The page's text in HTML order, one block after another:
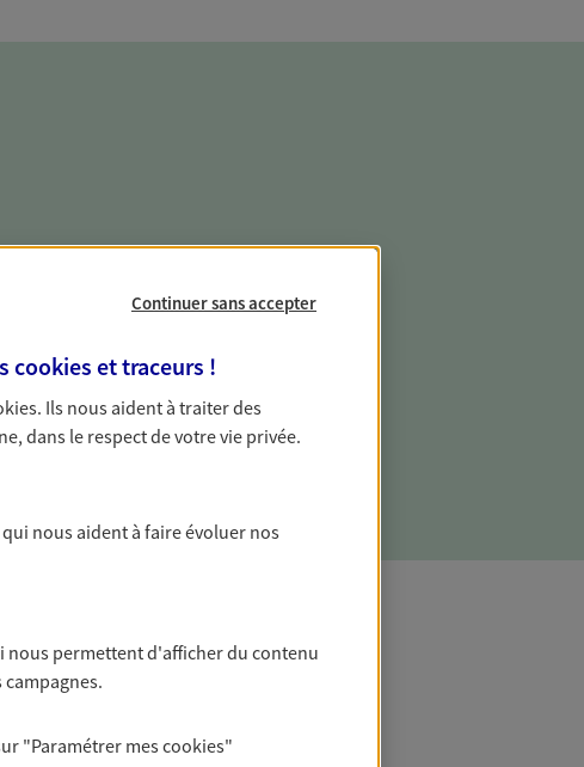
votre écoute pour vous proposer des
couvrant les risques liés à votre
les risques liés à votre vie privée. Un seul
tous vos besoins, ça change tout.
et Protection
Continuer sans accepter
cookies et traceurs !
. Ils nous aident à traiter des
dans le respect de votre vie privée.
nous aident à faire évoluer nos
permettent d'afficher du contenu
"Paramétrer mescookies"